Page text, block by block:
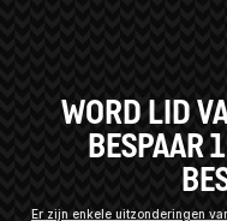
WORD LID
BESPAAR
Er zijn enkele uitzonderingen